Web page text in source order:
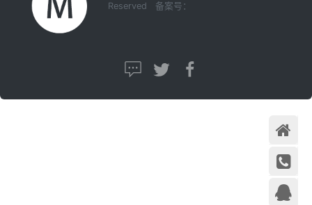
Reserved 备案号：
首页